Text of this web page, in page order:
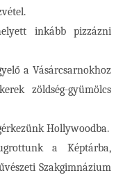
inkább pizzázni
a Vásárcsarnokhoz
zöldség-gyümölcs
Hollywoodba.
a Képtárba,
Szakgimnázium